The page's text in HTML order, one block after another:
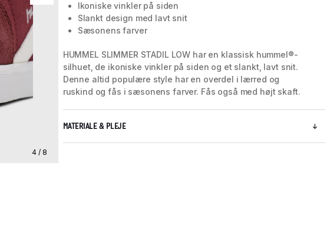
4 / 8
Ikoniske vinkler på siden
Slankt design med lavt snit
Sæsonens farver
HUMMEL SLIMMER STADIL LOW har en klassisk hummel®-
silhuet, de ikoniske vinkler på siden og et slankt, lavt snit.
Denne altid populære style har en overdel i lærred og
ruskind og fås i sæsonens farver. Fås også med højt skaft.
MATERIALE & PLEJE